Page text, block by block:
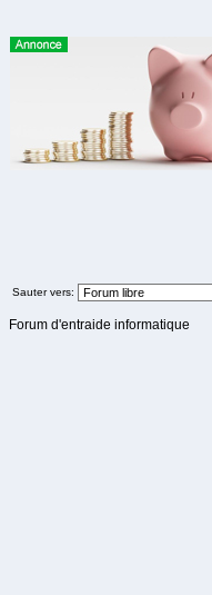
Sauter vers:
Forum d'entraide informatique